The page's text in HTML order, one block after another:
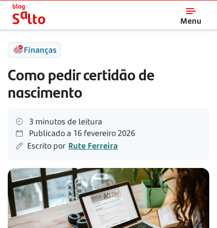
Menu
Salto
Finanças
Como pedir certidão de
nascimento
3 minutos de leitura
Publicado a 16 fevereiro 2026
Escrito por Rute Ferreira